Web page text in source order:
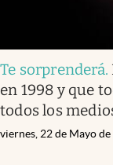
Te sorprenderá.
en 1998 y que
todos los
viernes, 22 de Mayo